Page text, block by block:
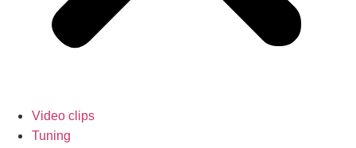
Video clips
Tuning